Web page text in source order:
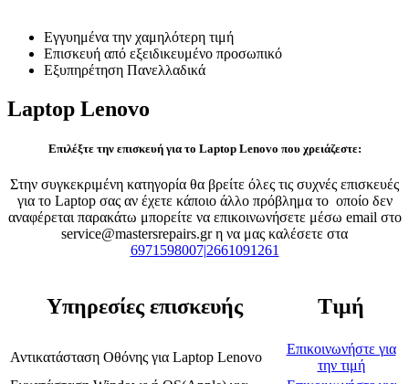
Εγγυημένα την χαμηλότερη τιμή
Επισκευή από εξειδικευμένο προσωπικό
Εξυπηρέτηση Πανελλαδικά
Laptop Lenovo
Επιλέξτε την επισκευή για το Laptop Lenovo που χρειάζεστε:
Στην συγκεκριμένη κατηγορία θα βρείτε όλες τις συχνές επισκευές
για το Laptop σας αν έχετε κάποιο άλλο πρόβλημα το οποίο δεν
αναφέρεται παρακάτω μπορείτε να επικοινωνήσετε μέσω email στο
service@mastersrepairs.gr η να μας καλέσετε στα
6971598007|2661091261
Υπηρεσίες επισκευής Τιμή
Αντικατάσταση Οθόνης για Laptop Lenovo
Επικοινωνήστε για
την τιμή